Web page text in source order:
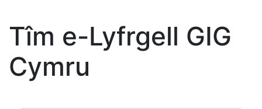
Tîm e-Lyfrgell GIG
Cymru